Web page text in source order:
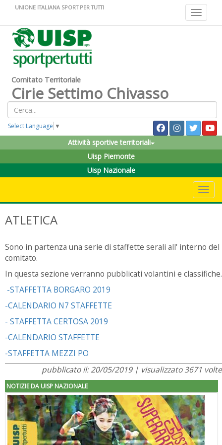
Toggle
UNIONE ITALIANA SPORT PER TUTTI
Comitato Territoriale
Cirie Settimo Chivasso
Select Language ▼
Attività sportive territoriali
Uisp Piemonte
Uisp Nazionale
ATLETICA
Sono in partenza una serie di staffette serali all' interno del
comitato.
In questa sezione verranno pubblicati volantini e classifiche.
-STAFFETTA BORGARO 2019
-CALENDARIO N7 STAFFETTE
- STAFFETTA CERTOSA 2019
-CALENDARIO STAFFETTE
-STAFFETTA MEZZI PO
pubblicato il: 20/05/2019 | visualizzato 3671 volte
NOTIZIE DA UISP NAZIONALE